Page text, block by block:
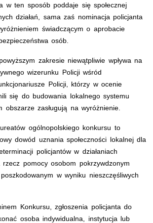
w ten sposób poddaje się społecznej
działań, sama zaś nominacja policjanta
świadczącym o aprobacie
osób.
zakresie niewątpliwie wpływa na
wizerunku Policji wśród
Policji, którzy w ocenie
się do budowania lokalnego systemu
obszarze zasługują na wyróżnienie.
ogólnopolskiego konkursu to
dowód uznania społeczności lokalnej dla
policjantów w działaniach
rzecz pomocy osobom pokrzywdzonym
w wyniku nieszczęśliwych
Konkursu, zgłoszenia policjanta do
osoba indywidualna, instytucja lub